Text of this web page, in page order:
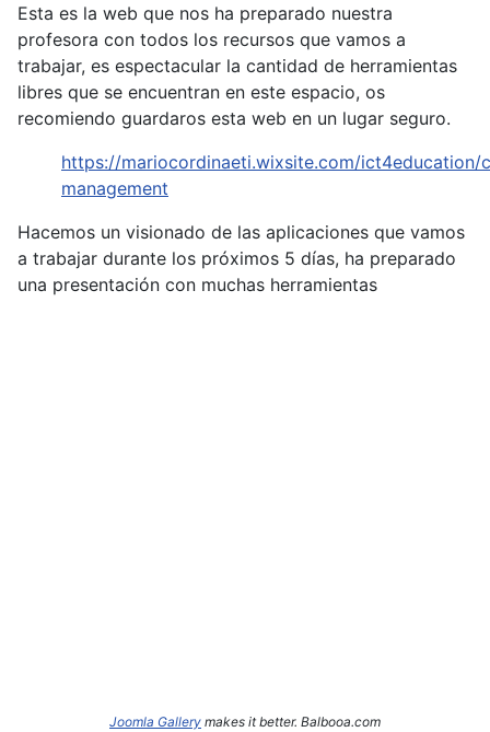
Esta es la web que nos ha preparado nuestra
profesora con todos los recursos que vamos a
trabajar, es espectacular la cantidad de herramientas
libres que se encuentran en este espacio, os
recomiendo guardaros esta web en un lugar seguro.
https://mariocordinaeti.wixsite.com/ict4education/
management
Hacemos un visionado de las aplicaciones que vamos
a trabajar durante los próximos 5 días, ha preparado
una presentación con muchas herramientas
Joomla Gallery makes it better. Balbooa.com